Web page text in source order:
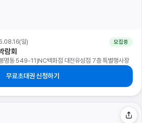
일) 모집중
(불로동 97-6)더베스트웨딩컴퍼니 사옥
무료초대권 신청하기